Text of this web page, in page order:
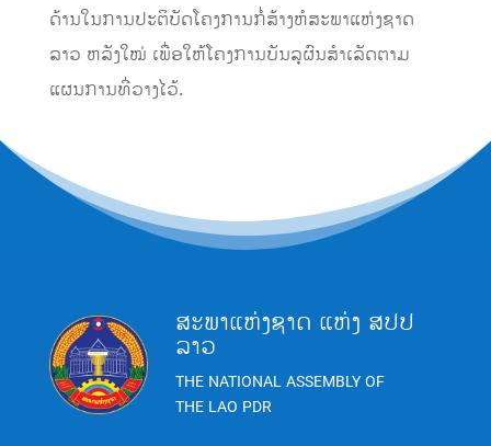
ດ້ານໃນການປະຕິບັດໂຄງການກໍ່ສ້າງຫໍສະພາແຫ່ງຊາດ
ລາວ ຫລັງໃໝ່ ເພື່ອໃຫ້ໂຄງການບັນລຸຜົນສໍາເລັດຕາມ
ແຜນການທີ່ວາງໄວ້.
ສະພາແຫ່ງຊາດ ແຫ່ງ ສປປ
ລາວ
THE NATIONAL ASSEMBLY OF
THE LAO PDR